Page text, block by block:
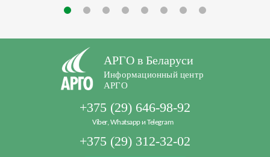
АРГО в Беларуси
Информационный центр
АРГО
+375 (29) 646-98-92
Viber, Whatsapp и Telegram
+375 (29) 312-32-02